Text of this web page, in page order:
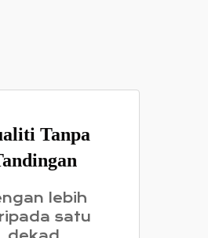
Tanpa
lebih
satu